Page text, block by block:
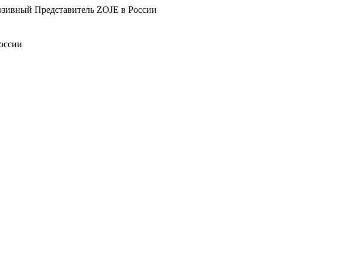
Представитель ZOJE в России